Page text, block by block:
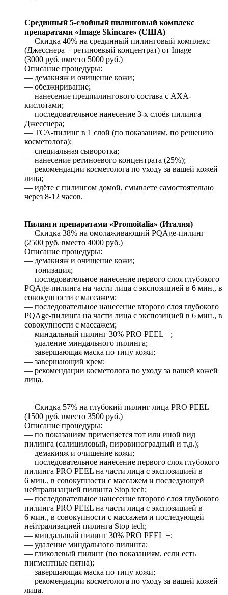
Срединный 5-слойный пилинговый комплекс
препаратами «Image Skincare» (США)
— Скидка 40% на срединный пилинговый комплекс
(Джесснера + ретиноевый концентрат) от Image
(3000 руб. вместо 5000 руб.)
Описание процедуры:
— демакияж и очищение кожи;
— обезжиривание;
— нанесение предпилингового состава с AXA-
кислотами;
— последовательное нанесение 3-х слоёв пилинга
Джесснера;
— ТСА-пилинг в 1 слой (по показаниям, по решению
косметолога);
— специальная сыворотка;
— нанесение ретиноевого концентрата (25%);
— рекомендации косметолога по уходу за вашей кожей
лица;
— идёте с пилингом домой, смываете самостоятельно
через 8-12 часов.
Пилинги препаратами «Promoitalia» (Италия)
— Скидка 38% на омолаживающий PQAge-пилинг
(2500 руб. вместо 4000 руб.)
Описание процедуры:
— демакияж и очищение кожи;
— тонизация;
— последовательное нанесение первого слоя глубокого
PQAge-пилинга на части лица с экспозицией в 6 мин., в
совокупности с массажем;
— последовательное нанесение второго слоя глубокого
PQAge-пилинга на части лица с экспозицией в 6 мин., в
совокупности с массажем;
— миндальный пилинг 30% PRO PEEL +;
— удаление миндального пилинга;
— завершающая маска по типу кожи;
— завершающий крем;
— рекомендации косметолога по уходу за вашей кожей
лица.
— Скидка 57% на глубокий пилинг лица PRO PEEL
(1500 руб. вместо 3500 руб.)
Описание процедуры:
— по показаниям применяется тот или иной вид
пилинга (салициловый, пировиноградный и т.д.);
— демакияж и очищение кожи;
— последовательное нанесение первого слоя глубокого
пилинга PRO PEEL на части лица с экспозицией в
6 мин., в совокупности с массажем и последующей
нейтрализацией пилинга Stop tech;
— последовательное нанесение второго слоя глубокого
пилинга PRO PEEL на части лица с экспозицией в
6 мин., в совокупности с массажем и последующей
нейтрализацией пилинга Stop tech;
— миндальный пилинг 30% PRO PEEL +;
— удаление миндального пилинга;
— гликолевый пилинг (по показаниям, если есть
пигментные пятна);
— завершающая маска по типу кожи;
— рекомендации косметолога по уходу за вашей кожей
лица.